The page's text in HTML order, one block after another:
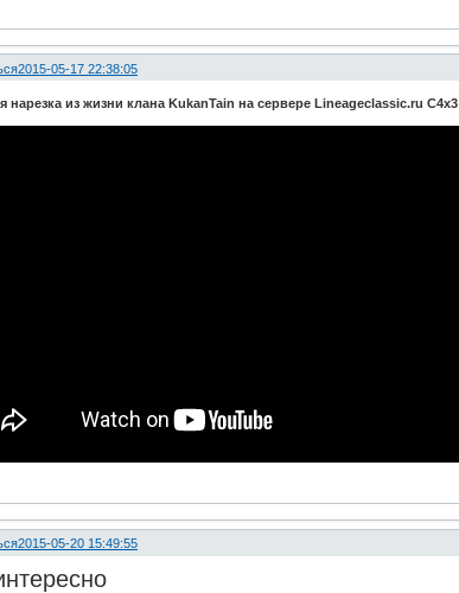
2015-05-17 22:38:05
нарезка из жизни клана KukanTain на сервере Lineageclassic.ru C4x3
2015-05-20 15:49:55